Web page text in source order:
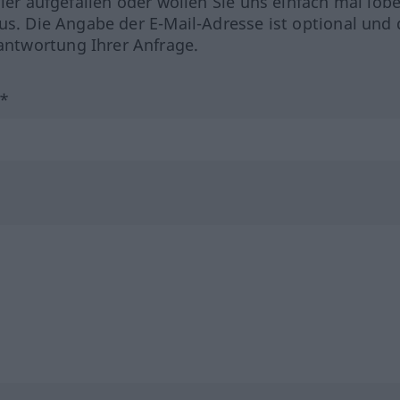
Die Angabe der E-Mail-Adresse ist optional und
Ihrer Anfrage.